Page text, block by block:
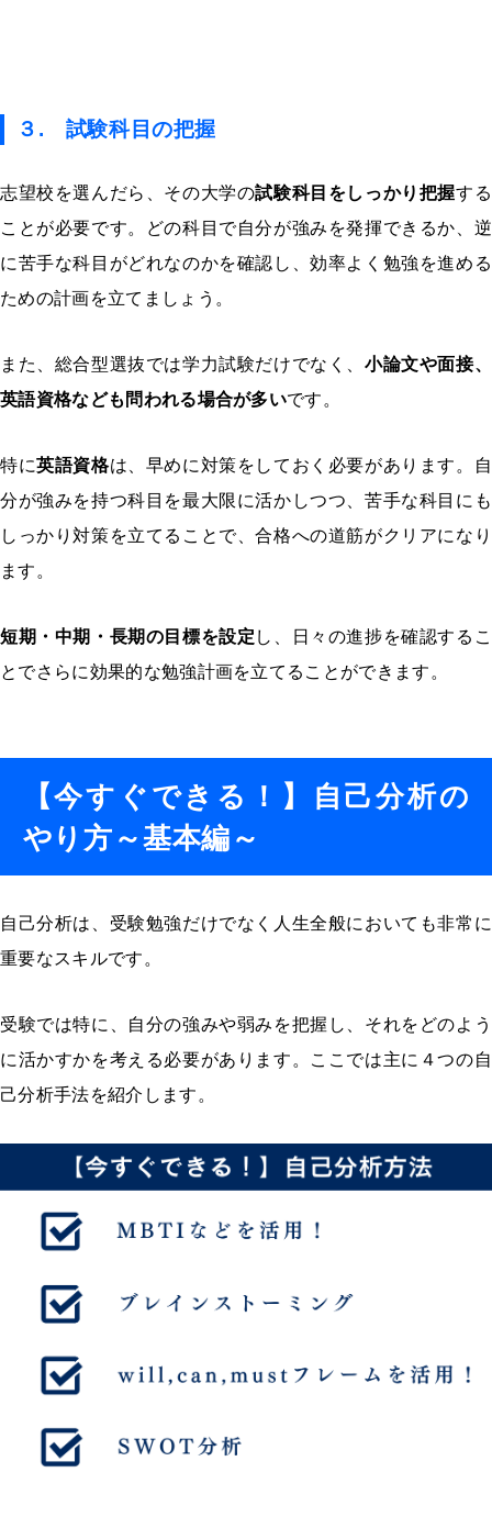
３. 試験科目の把握
志望校を選んだら、その大学の試験科目をしっかり把握する
ことが必要です。どの科目で自分が強みを発揮できるか、逆
に苦手な科目がどれなのかを確認し、効率よく勉強を進める
ための計画を立てましょう。
また、総合型選抜では学力試験だけでなく、小論文や面接、
英語資格なども問われる場合が多いです。
特に英語資格は、早めに対策をしておく必要があります。自
分が強みを持つ科目を最大限に活かしつつ、苦手な科目にも
しっかり対策を立てることで、合格への道筋がクリアになり
ます。
短期・中期・長期の目標を設定 し、日々の進捗を確認するこ
とでさらに効果的な勉強計画を立てることができます。
【今すぐできる！】自己分析の
やり方～基本編～
自己分析は、受験勉強だけでなく人生全般においても非常に
重要なスキルです。
受験では特に、自分の強みや弱みを把握し、それをどのよう
に活かすかを考える必要があります。ここでは主に４つの自
己分析手法を紹介します。